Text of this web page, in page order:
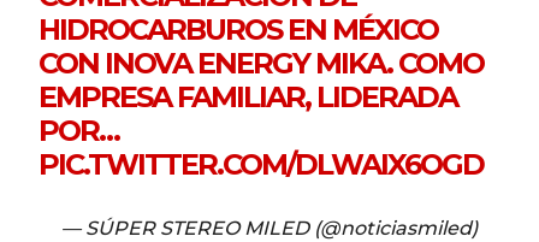
HIDROCARBUROS EN MÉXICO
CON INOVA ENERGY MIKA. COMO
EMPRESA FAMILIAR, LIDERADA
POR…
PIC.TWITTER.COM/DLWAIX6OGD
— SÚPER STEREO MILED (@noticiasmiled)